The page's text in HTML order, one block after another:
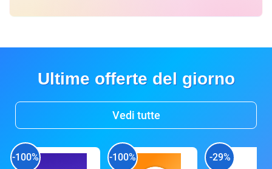
Ultime offerte del giorno
Vedi tutte
-100% -100% -29%